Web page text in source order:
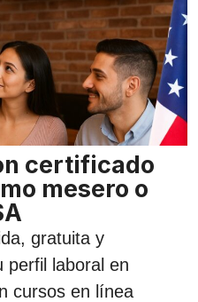
certificado
mesero o
gratuita y
perfil laboral en
cursos en línea